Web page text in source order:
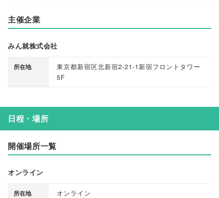
主催企業
みん就株式会社
所在地
東京都新宿区北新宿2-21-1新宿フロントタワー
5F
日程・場所
開催場所一覧
オンライン
所在地 オンライン